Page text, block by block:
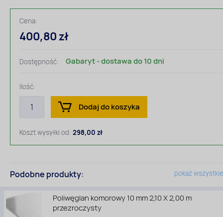
Cena:
400,80 zł
Dostępność: Gabaryt - dostawa do 10 dni
Ilość:
Dodaj do koszyka
Koszt wysyłki od: 298,00 zł
Podobne produkty:
Poliwęglan komorowy 10 mm 2,10 X 2,00 m
przezroczysty
pokaż wszystkie